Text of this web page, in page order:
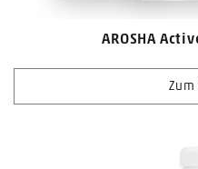
AROSHA